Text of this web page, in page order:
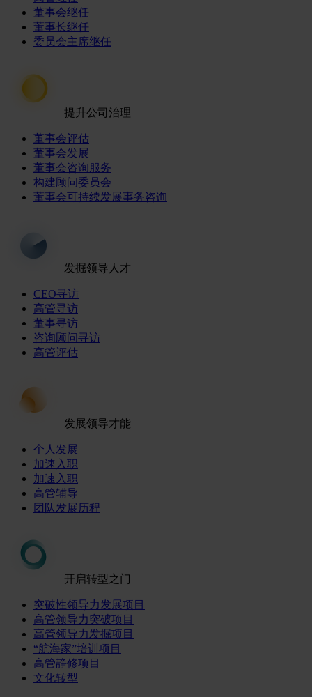
董事会继任
董事长继任
委员会主席继任
提升公司治理
董事会评估
董事会发展
董事会咨询服务
构建顾问委员会
董事会可持续发展事务咨询
发掘领导人才
CEO寻访
高管寻访
董事寻访
咨询顾问寻访
高管评估
发展领导才能
个人发展
加速入职
加速入职
高管辅导
团队发展历程
开启转型之门
突破性领导力发展项目
高管领导力突破项目
高管领导力发掘项目
“航海家”培训项目
高管静修项目
文化转型